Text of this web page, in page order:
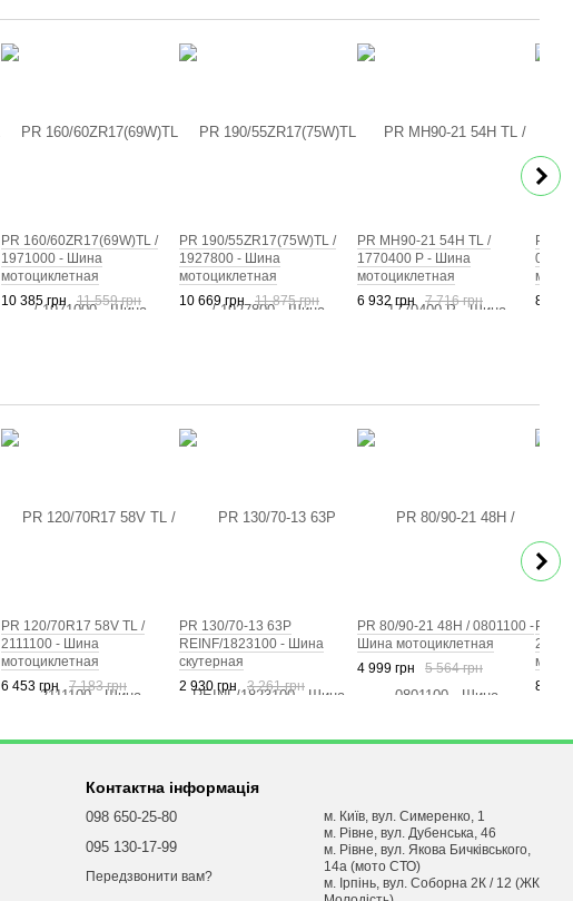
PR 160/60ZR17(69W)TL /
1971000 - Шина
мотоциклетная
10 385 грн
11 559 грн
PR 190/55ZR17(75W)TL /
1927800 - Шина
мотоциклетная
10 669 грн
11 875 грн
PR MH90-21 54H TL /
1770400 P - Шина
мотоциклетная
6 932 грн
7 716 грн
PR
8 349
PR 120/70R17 58V TL /
2111100 - Шина
мотоциклетная
6 453 грн
7 183 грн
PR 130/70-13 63P
REINF/1823100 - Шина
скутерная
2 930 грн
3 261 грн
PR 80/90-21 48H / 0801100 -
Шина мотоциклетная
4 999 грн
5 564 грн
PR
8 080
Контактна інформація
098 650-25-80
095 130-17-99
Передзвонити вам?
м. Київ, вул. Симеренко, 1
м. Рівне, вул. Дубенська, 46
м. Рівне, вул. Якова Бичківського,
14а (мото СТО)
м. Ірпінь, вул. Соборна 2К / 12 (ЖК